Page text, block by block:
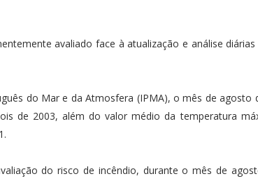
avaliado face à atualização e análise
do Mar e da Atmosfera (IPMA), o mês de agosto
de 2003, além do valor médio da temperatura
do risco de incêndio, durante o mês de